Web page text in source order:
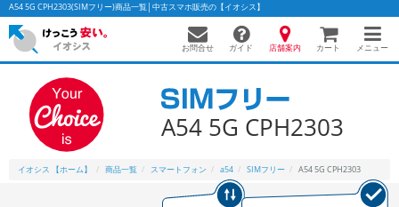
A54 5G CPH2303(SIMフリー)商品一覧│中古スマホ販売の【イオシス】
お問合せ ガイド 店舗案内 カート メニュー
A54 5G CPH2303
イオシス 【ホーム】 商品一覧 スマートフォン a54 SIMフリー A54 5G CPH2303
かんたんパソコン検索に切り替える